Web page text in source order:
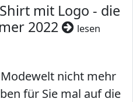
mit Logo - die
2022
lesen
nicht mehr
für Sie mal auf die